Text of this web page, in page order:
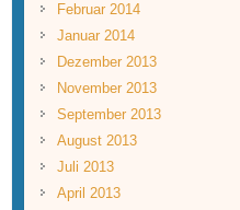
Februar 2014
Januar 2014
Dezember 2013
November 2013
September 2013
August 2013
Juli 2013
April 2013